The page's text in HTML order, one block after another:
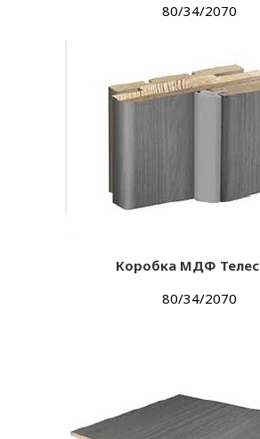
80/34/2070
Коробка МДФ
80/34/2070